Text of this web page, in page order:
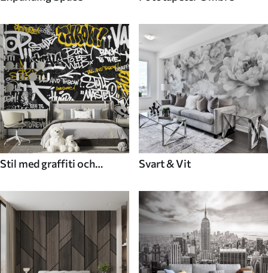
Stil med graffiti och
Svart & Vit